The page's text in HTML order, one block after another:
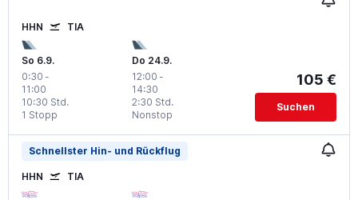
HHN TIA
So 6.9.
0:30 -
11:00
1 Stopp
10:30 Std.
Do 24.9.
12:00 -
14:30
Nonstop
2:30 Std.
105 €
Suchen
Schnellster Hin- und Rückflug
HHN TIA